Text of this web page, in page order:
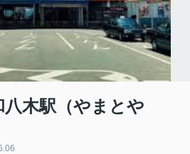
木駅（やまとや